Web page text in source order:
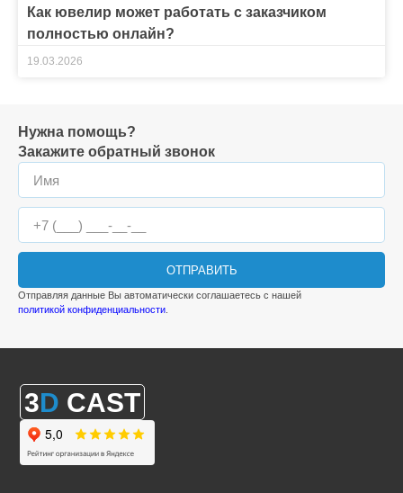
Как ювелир может работать с заказчиком
полностью онлайн?
19.03.2026
Нужна помощь?
Закажите обратный звонок
ОТПРАВИТЬ
Отправляя данные Вы автоматически соглашаетесь с нашей
политикой конфиденциальности
3D CAST